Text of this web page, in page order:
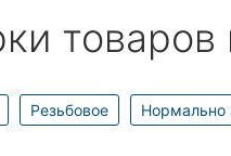
товаров
Резьбовое Нормально